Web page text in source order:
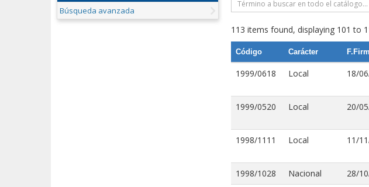
Búsqueda avanzada
113 items found, displaying 101 to
Código Carácter
1999/0618 Local 18/
1999/0520 Local 20/
1998/1111 Local 11/
1998/1028 Nacional 28/